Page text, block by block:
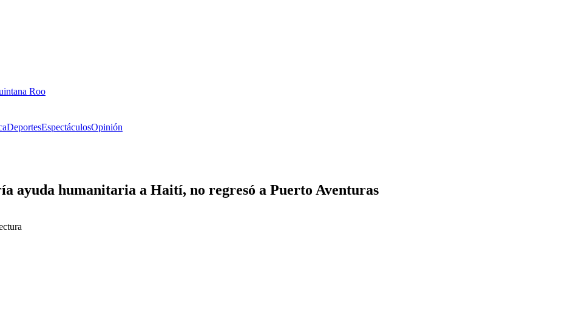
Roo
DeportesEspectáculosOpinión
ayuda humanitaria a Haití, no regresó a Puerto Aventuras